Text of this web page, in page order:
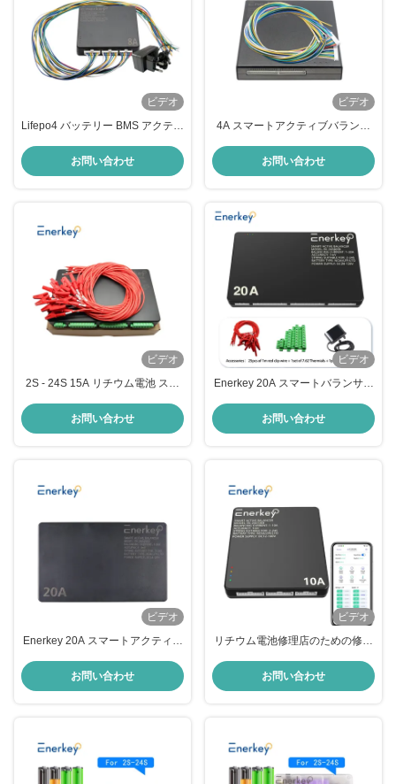
ビデオ
Lifepo4 バッテリー BMS アクティ
自動車用
お問い合わせ
ビデオ
4A スマートアクティブバランサ
池バランサー 10A - 200A 4S 8S
お問い合わせ
ビデオ
2S - 24S 15A リチウム電池 スマ
お問い合わせ
ビデオ
Enerkey 20A スマートバランサー
CANとBluetooth付き 電動車用ア
クティブバランサー
お問い合わせ
ビデオ
Enerkey 20A スマートアクティブ
24v 48v 60v 72v Lifepo4 バランサ
ー バッテリー均衡器
お問い合わせ
ビデオ
リチウム電池修理店のための修理
アクティブバランサー
お問い合わせ